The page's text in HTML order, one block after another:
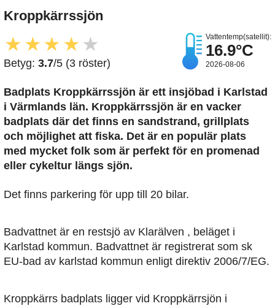
Kroppkärrssjön
★ ★★ ★ ★
Betyg: 3.7/5 (3 röster)
Vattentemp(satellit):
16.9°C
2026-08-06
Badplats Kroppkärrssjön är ett insjöbad i Karlstad
i Värmlands län. Kroppkärrssjön är en vacker
badplats där det finns en sandstrand, grillplats
och möjlighet att fiska. Det är en populär plats
med mycket folk som är perfekt för en promenad
eller cykeltur längs sjön.
Det finns parkering för upp till 20 bilar.
Badvattnet är en restsjö av Klarälven , beläget i
Karlstad kommun. Badvattnet är registrerat som sk
EU-bad av karlstad kommun enligt direktiv 2006/7/EG.
Kroppkärrs badplats ligger vid Kroppkärrsjön i